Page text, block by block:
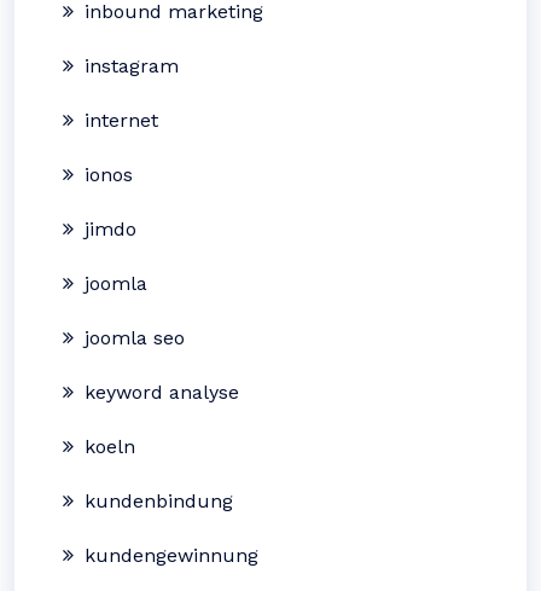
inbound marketing
instagram
internet
ionos
jimdo
joomla
joomla seo
keyword analyse
koeln
kundenbindung
kundengewinnung